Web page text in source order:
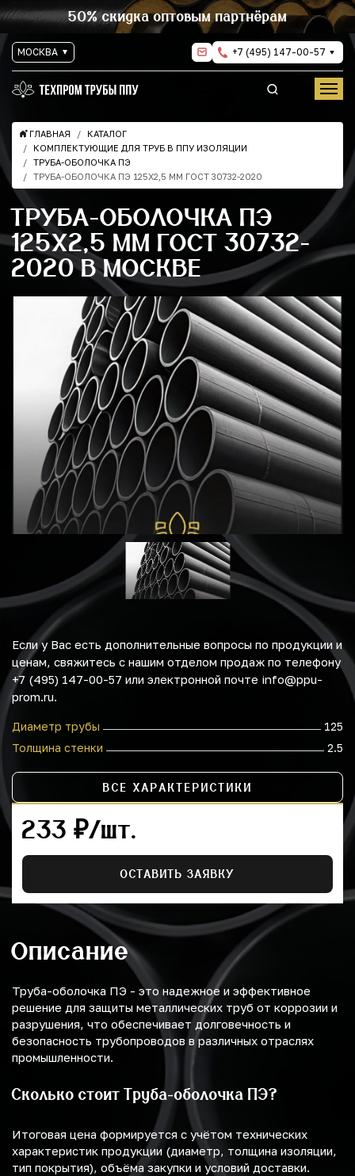
50% скидка оптовым партнёрам
МОСКВА +7 (495) 147-00-57
ГЛАВНАЯ
КАТАЛОГ
КОМПЛЕКТУЮЩИЕ ДЛЯ ТРУБ В ППУ ИЗОЛЯЦИИ
ТРУБА-ОБОЛОЧКА ПЭ
ТРУБА-ОБОЛОЧКА ПЭ 125Х2,5 ММ ГОСТ 30732-2020
ТРУБА-ОБОЛОЧКА ПЭ
125Х2,5 ММ ГОСТ 30732-
2020 В МОСКВЕ
Если у Вас есть дополнительные вопросы по продукции и
ценам, свяжитесь с нашим отделом продаж по телефону
+7 (495) 147-00-57 или электронной почте info@ppu-
prom.ru.
Диаметр трубы
125
Толщина стенки
2.5
ВСЕ ХАРАКТЕРИСТИКИ
233 ₽/шт.
ОСТАВИТЬ ЗАЯВКУ
Описание
Труба-оболочка ПЭ - это надежное и эффективное
решение для защиты металлических труб от коррозии и
разрушения, что обеспечивает долговечность и
безопасность трубопроводов в различных отраслях
промышленности.
Сколько стоит Труба-оболочка ПЭ?
Итоговая цена формируется с учётом технических
характеристик продукции (диаметр, толщина изоляции,
тип покрытия), объёма закупки и условий доставки.